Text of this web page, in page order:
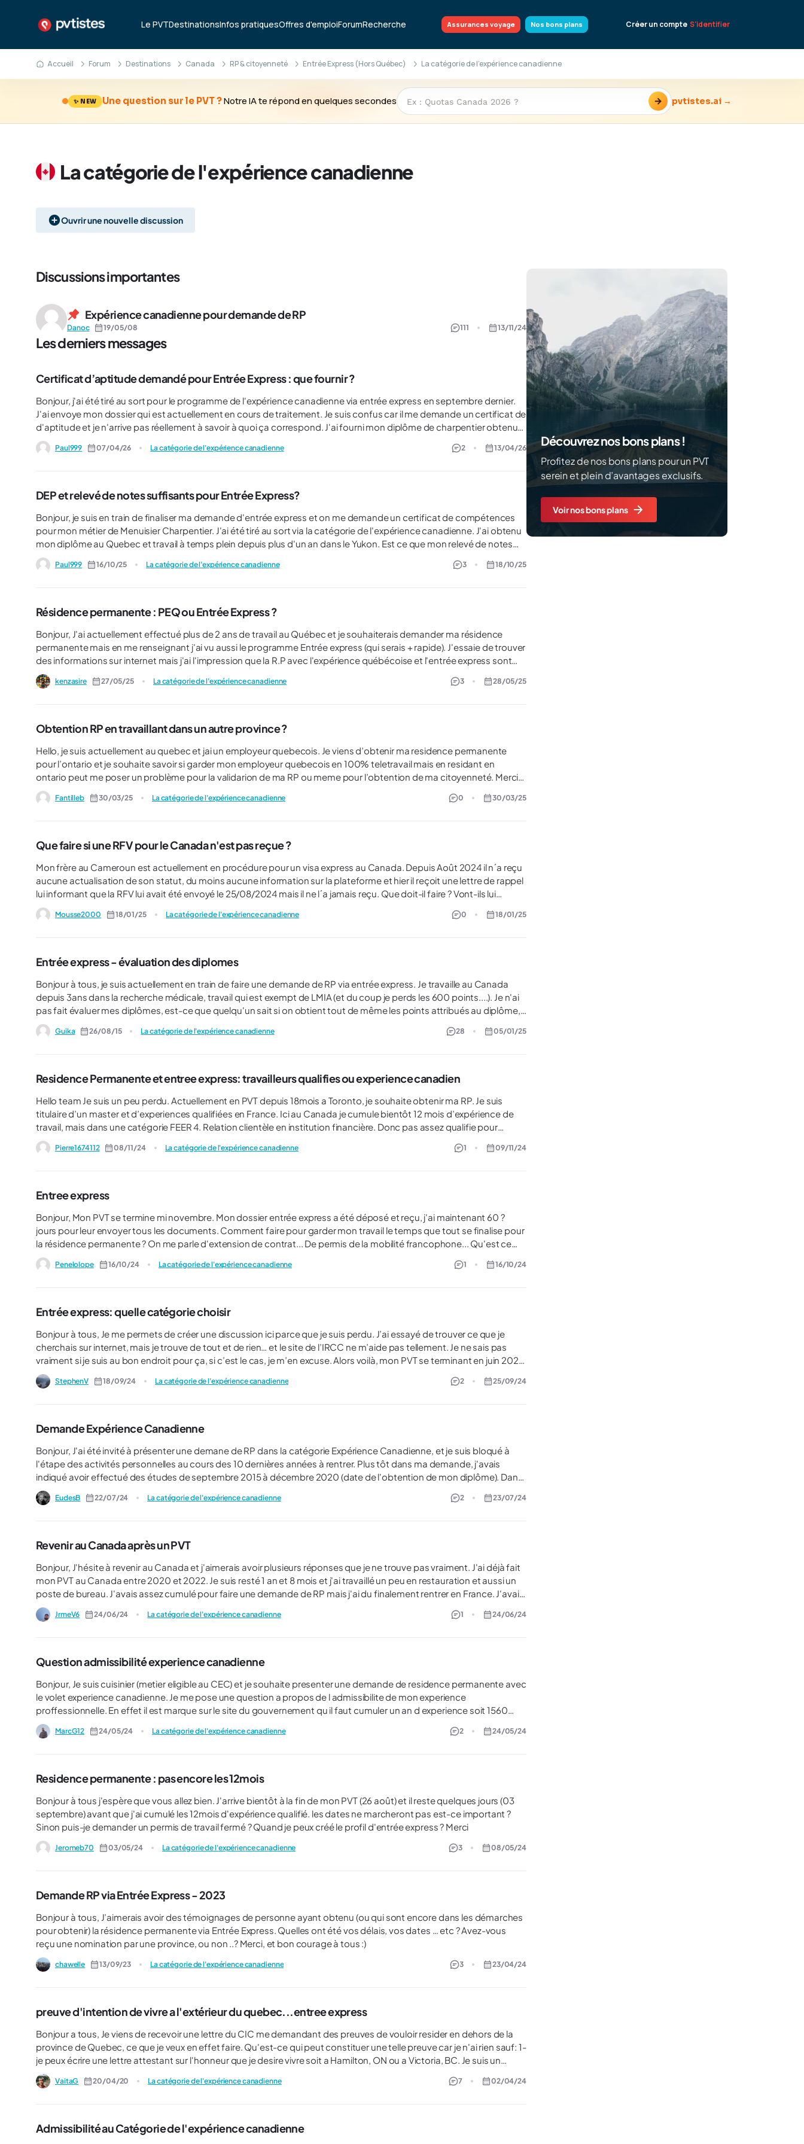
Le PVTDestinationsInfos pratiquesOffres d'emploiForumRecherche Assurances voyage Nos bons plans Créer un compte S'identifier
Accueil Forum Destinations Canada RP & citoyenneté Entrée Express (Hors Québec) La catégorie de l'expérience canadienne
✨ NEW Une question sur le PVT ?Notre IA te répond en quelques secondes → pvtistes.ai →
La catégorie de l'expérience canadienne
Ouvrir une nouvelle discussion
Discussions importantes
Expérience canadienne pour demande de RP
Danoc 19/05/08 111 13/11/24
Les derniers messages
Certificat d’aptitude demandé pour Entrée Express : que fournir ?
Bonjour, j'ai été tiré au sort pour le programme de l'expérience canadienne via entrée express en septembre dernier.
J'ai envoye mon dossier qui est actuellement en cours de traitement. Je suis confus car il me demande un certificat de
d'aptitude et je n'arrive pas réellement à savoir à quoi ça correspond. J'ai fourni mon diplôme de charpentier obtenu
au Québec mais cela ne fonctionne pas. Je réside actuellement au Yukon. Est ce qu'une offre d'emploi de la part de
mon employeur pourrait fonctionner ? Si vous pouvez m'aider pour ce sujet j'en serai très reconnaissant. Merci
Paul999 07/04/26 La catégorie de l'expérience canadienne 2 13/04/26
DEP et relevé de notes suffisants pour Entrée Express?
Bonjour, je suis en train de finaliser ma demande d'entrée express et on me demande un certificat de compétences
pour mon métier de Menuisier Charpentier. J'ai été tiré au sort via la catégorie de l'expérience canadienne. J'ai obtenu
mon diplôme au Quebec et travail à temps plein depuis plus d'un an dans le Yukon. Est ce que mon relevé de notes
Paul999 16/10/25 La catégorie de l'expérience canadienne 3 18/10/25
Résidence permanente : PEQ ou Entrée Express ?
Bonjour, J'ai actuellement effectué plus de 2 ans de travail au Québec et je souhaiterais demander ma résidence
permanente mais en me renseignant j'ai vu aussi le programme Entrée express (qui serais + rapide). J'essaie de trouver
des informations sur internet mais j'ai l'impression que la R.P avec l'expérience québécoise et l'entrée express sont
similaires. Est ce que vous pourriez me renseigner si vous avez des informations à ce sujet et si il y a des différences
entre les 2 svp ? Merci et bonne journée !
kenzasire 27/05/25 La catégorie de l'expérience canadienne 3 28/05/25
Obtention RP en travaillant dans un autre province ?
Hello, je suis actuellement au quebec et jai un employeur quebecois. Je viens d’obtenir ma residence permanente
pour l’ontario et je souhaite savoir si garder mon employeur quebecois en 100% teletravail mais en residant en
ontario peut me poser un problème pour la validarion de ma RP ou meme pour l’obtention de ma citoyenneté. Merci
d'avance pour votre aide !
Fantilleb 30/03/25 La catégorie de l'expérience canadienne 0 30/03/25
Que faire si une RFV pour le Canada n'est pas reçue ?
Mon frère au Cameroun est actuellement en procédure pour un visa express au Canada. Depuis Août 2024 il n´a reçu
aucune actualisation de son statut, du moins aucune information sur la plateforme et hier il reçoit une lettre de rappel
lui informant que la RFV lui avait été envoyé le 25/08/2024 mais il ne l´a jamais reçu. Que doit-il faire ? Vont-ils lui
demander de refaire la visite médicale si la dernière date de plus de 6 mois ? Merci pour vos conseils.
Mousse2000 18/01/25 La catégorie de l'expérience canadienne 0 18/01/25
Entrée express - évaluation des diplomes
Bonjour à tous, je suis actuellement en train de faire une demande de RP via entrée express. Je travaille au Canada
depuis 3ans dans la recherche médicale, travail qui est exempt de LMIA (et du coup je perds les 600 points....). Je n'ai
pas fait évaluer mes diplômes, est-ce que quelqu'un sait si on obtient tout de même les points attribués au diplôme,
même sans évaluation ? (dans mon cas, un PhD = 150 points). Parce que je suis super ric-rac côté timing, mon permis
de travail expire en fev 2015, pas envie d'attendre encore des semaines pour cette évaluation de diplômes (et pas
Guika 26/08/15 La catégorie de l'expérience canadienne 28 05/01/25
Residence Permanente et entree express: travailleurs qualifies ou experience canadien
Hello team Je suis un peu perdu. Actuellement en PVT depuis 18mois a Toronto, je souhaite obtenir ma RP. Je suis
titulaire d’un master et d’experiences qualifiées en France. Ici au Canada je cumule bientôt 12 mois d’expérience de
travail, mais dans une catégorie FEER 4. Relation clientèle en institution financière. Donc pas assez qualifie pour
postuler au programme entree express Categorie de l’Experience Canadienne. (seuls les FEER 0,1,2 et 3 sont admis)
Dois-je dans ce cas partir sur le programme Travailleurs qualifies ? Si tel est le cas, ne vont-ils pas « tiquer » quand ils
Pierre1674112 08/11/24 La catégorie de l'expérience canadienne 1 09/11/24
Entree express
Bonjour, Mon PVT se termine mi novembre. Mon dossier entrée express a été déposé et reçu, j'ai maintenant 60 ?
jours pour leur envoyer tous les documents. Comment faire pour garder mon travail le temps que tout se finalise pour
la résidence permanente ? On me parle d'extension de contrat... De permis de la mobilité francophone... Qu'est ce
Penelolope 16/10/24 La catégorie de l'expérience canadienne 1 16/10/24
Entrée express: quelle catégorie choisir
Bonjour à tous, Je me permets de créer une discussion ici parce que je suis perdu. J’ai essayé de trouver ce que je
cherchais sur internet, mais je trouve de tout et de rien… et le site de l’IRCC ne m’aide pas tellement. Je ne sais pas
vraiment si je suis au bon endroit pour ça, si c’est le cas, je m’en excuse. Alors voilà, mon PVT se terminant en juin 2025,
je réfléchis à la suite. Je pourrais refaire un PVT en espérant avec une place via des organisations tel que SWAP. Ou
obtenir ma résidente permanente avec l’entrée express; et c’est là que ça se complique. Je ne sais pas où me
StephenV 18/09/24 La catégorie de l'expérience canadienne 2 25/09/24
Demande Expérience Canadienne
Bonjour, J'ai été invité à présenter une demane de RP dans la catégorie Expérience Canadienne, et je suis bloqué à
l'étape des activités personnelles au cours des 10 dernières années à rentrer. Plus tôt dans ma demande, j'avais
indiqué avoir effectué des études de septembre 2015 à décembre 2020 (date de l'obtention de mon diplôme). Dans
ma liste d'activités personnelles figure donc ce bloc de 5 années (toutes ont été passées dans la même école). Le
soucis est que j'ai eu des expériences professionnelles au cours de mes études (2 ans en alternance, stages) et que
d'études, puis un stage, puis re-année d'études, ou bien je peux considérer que l'immigration comprendra qu'il n'y
EudesB 22/07/24 La catégorie de l'expérience canadienne 2 23/07/24
Revenir au Canada après un PVT
Bonjour, J'hésite à revenir au Canada et j'aimerais avoir plusieurs réponses que je ne trouve pas vraiment. J'ai déjà fait
mon PVT au Canada entre 2020 et 2022. Je suis resté 1 an et 8 mois et j'ai travaillé un peu en restauration et aussi un
poste de bureau. J'avais assez cumulé pour faire une demande de RP mais j'ai du finalement rentrer en France. J'avais
plusieurs questions : - Est-ce que je peux faire une demande de RP hors Québec (comme Toronto) ou au Québec ? -
Est-ce que mon expérience pendant mon PVT est encore valable pour faire la demande de RP ? - Quelles sont les
JrmeV6 24/06/24 La catégorie de l'expérience canadienne 1 24/06/24
Question admissibilité experience canadienne
Bonjour, Je suis cuisinier (metier eligible au CEC) et je souhaite presenter une demande de residence permanente avec
le volet experience canadienne. Je me pose une question a propos de l admissibilite de mon experience
proffessionnelle. En effet il est marque sur le site du gouvernement qu il faut cumuler un an d experience soit 1560
heures, hors je suis saisonnier, j ai le nombre d heure necessaire mais je sais pas si ces heures doivent etre
concecutives. Ca n est specifier nulle part si c est le cas contrairement au volet programme de travailleur qualifie. Je
MarcG12 24/05/24 La catégorie de l'expérience canadienne 2 24/05/24
Residence permanente : pas encore les 12mois
Bonjour à tous j'espère que vous allez bien. J'arrive bientôt à la fin de mon PVT (26 août) et il reste quelques jours (03
septembre) avant que j'ai cumulé les 12mois d'expérience qualifié. les dates ne marcheront pas est-ce important ?
Sinon puis-je demander un permis de travail fermé ? Quand je peux créé le profil d'entrée express ? Merci
Jeromeb70 03/05/24 La catégorie de l'expérience canadienne 3 08/05/24
Demande RP via Entrée Express - 2023
Bonjour à tous, J’aimerais avoir des témoignages de personne ayant obtenu (ou qui sont encore dans les démarches
pour obtenir) la résidence permanente via Entrée Express. Quelles ont été vos délais, vos dates … etc ? Avez-vous
reçu une nomination par une province, ou non ..? Merci, et bon courage à tous :)
chawelle 13/09/23 La catégorie de l'expérience canadienne 3 23/04/24
preuve d'intention de vivre a l'extérieur du quebec...entree express
Bonjour a tous, Je viens de recevoir une lettre du CIC me demandant des preuves de vouloir resider en dehors de la
province de Quebec, ce que je veux en effet faire. Qu'est-ce qui peut constituer une telle preuve car je n'ai rien sauf: 1-
je peux écrire une lettre attestant sur l'honneur que je desire vivre soit a Hamilton, ON ou a Victoria, BC. Je suis un
ancien joueur professionnel de golf. Hamilton est le centre du golf professionnel sur la cote est du Canada. Je peux
trouver leur cédule de tournois et peut être demander une attestation provenant de leur équipe de management
accepté de m'héberger pendant mes recherches. Est-ce que ce serait suffisant? sinon je suis au dépourvu. J'attends
VaitaG 20/04/20 La catégorie de l'expérience canadienne 7 02/04/24
Admissibilité au Catégorie de l'expérience canadienne
Découvrez nos bons plans !
Profitez de nos bons plans pour un PVT
serein et plein d’avantages exclusifs.
Voir nos bons plans